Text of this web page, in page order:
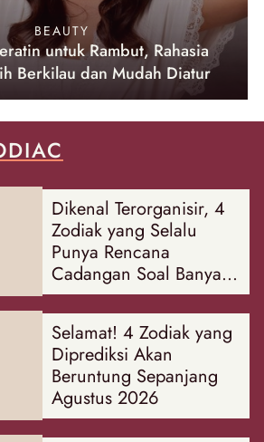
BEAUTY
untuk Rambut, Rahasia
Berkilau dan Mudah Diatur
Dikenal Terorganisir, 4
Zodiak yang Selalu
Punya Rencana
Cadangan Soal Banyak
Hal
Selamat! 4 Zodiak yang
Diprediksi Akan
Beruntung Sepanjang
Agustus 2026